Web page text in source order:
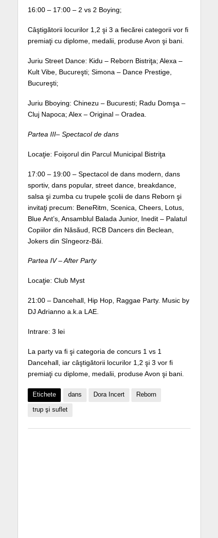
16:00 – 17:00 – 2 vs 2 Boying;
Câştigătorii locurilor 1,2 şi 3 a fiecărei categorii vor fi
premiaţi cu diplome, medalii, produse Avon şi bani.
Juriu Street Dance: Kidu – Reborn Bistriţa; Alexa –
Kult Vibe, Bucureşti; Simona – Dance Prestige,
Bucureşti;
Juriu Bboying: Chinezu – Bucuresti; Radu Domşa –
Cluj Napoca; Alex – Original – Oradea.
Partea III– Spectacol de dans
Locaţie: Foişorul din Parcul Municipal Bistriţa
17:00 – 19:00 – Spectacol de dans modern, dans
sportiv, dans popular, street dance, breakdance,
salsa şi zumba cu trupele şcolii de dans Reborn şi
invitaţi precum: BeneRitm, Scenica, Cheers, Lotus,
Blue Ant’s, Ansamblul Balada Junior, Inedit – Palatul
Copiilor din Năsăud, RCB Dancers din Beclean,
Jokers din Sîngeorz-Băi.
Partea IV – After Party
Locaţie: Club Myst
21:00 – Dancehall, Hip Hop, Raggae Party. Music by
DJ Adrianno a.k.a LAE.
Intrare: 3 lei
La party va fi şi categoria de concurs 1 vs 1
Dancehall, iar câştigătorii locurilor 1,2 şi 3 vor fi
premiaţi cu diplome, medalii, produse Avon şi bani.
Etichete dans Dora Incert Reborn
trup şi suflet